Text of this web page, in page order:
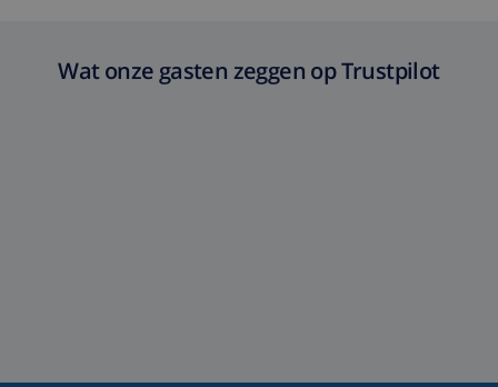
Wat onze gasten zeggen op Trustpilot